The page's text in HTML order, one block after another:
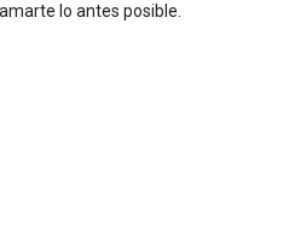
lo antes posible.